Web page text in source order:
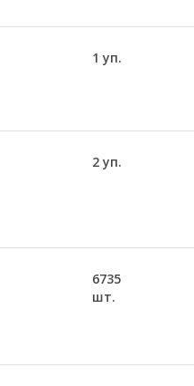
1 уп.
2 уп.
6735
шт.